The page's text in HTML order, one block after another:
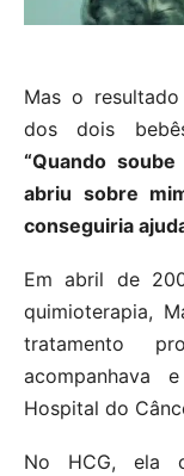
Mas o
dos dois
“Quando
abriu sobre
conseguiria
Em abril de
quimioterapia,
tratamento
acompanhava
Hospital do
No HCG, ela